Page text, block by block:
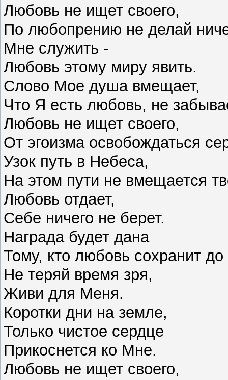
Любовь не ищет своего,
По любопрению не делай
Мне служить -
Любовь этому миру явить.
Слово Мое душа вмещает,
Что Я есть любовь, не
Любовь не ищет своего,
От эгоизма освобождаться
Узок путь в Небеса,
На этом пути не вмещается
Любовь отдает,
Себе ничего не берет.
Награда будет дана
Тому, кто любовь сохранит до
Не теряй время зря,
Живи для Меня.
Коротки дни на земле,
Только чистое сердце
Прикоснется ко Мне.
Любовь не ищет своего,